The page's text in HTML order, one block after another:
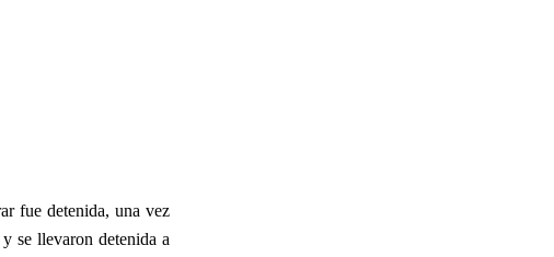
fue detenida, una vez
se llevaron detenida a